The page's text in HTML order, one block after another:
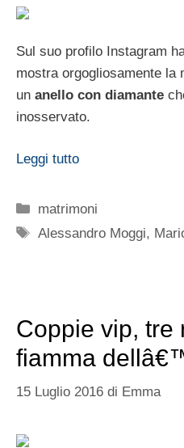
Sul suo profilo Instagram
mostra orgogliosamente la
un anello con diamante
inosservato.
Leggi tutto
Categorie
matrimoni
Tag
Alessandro Moggi,
Coppie vip, tre
fiamma
15 Luglio 2016 di Emma